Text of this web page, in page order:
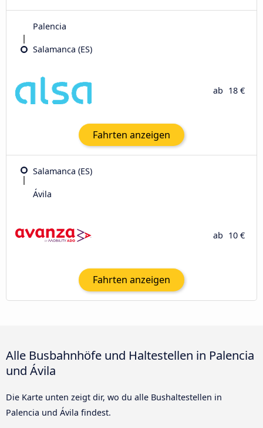
Palencia
Salamanca (ES)
ab 18 €
Fahrten anzeigen
Salamanca (ES)
Ávila‎
ab 10 €
Fahrten anzeigen
Alle Busbahnhöfe und Haltestellen in Palencia
und Ávila‎
Die Karte unten zeigt dir, wo du alle Bushaltestellen in
Palencia und Ávila‎ findest.